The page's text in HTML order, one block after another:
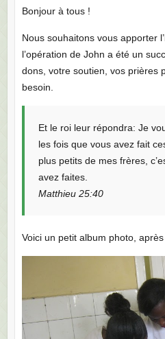
Bonjour à tous !
Nous souhaitons vous apporter
l’opération de John a été un
dons, votre soutien, vos prières
besoin.
Et le roi leur répondra: Je
les fois que vous avez fait
plus petits de mes frères,
avez faites.
Matthieu 25:40
Voici un petit album photo,